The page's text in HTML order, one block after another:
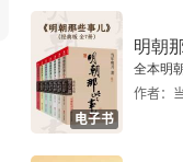
电子书
明朝
全本明
作者：